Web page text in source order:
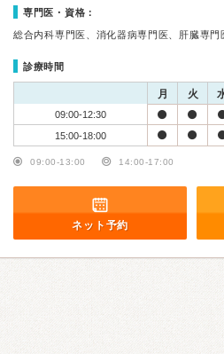
専門医・資格：
総合内科専門医、消化器病専門医、肝臓専
診療時間
月 火
09:00-12:30
15:00-18:00
09:00-13:00 14:00-17:00
ネット予約